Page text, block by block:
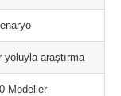
yoluyla araştırma
Modeller